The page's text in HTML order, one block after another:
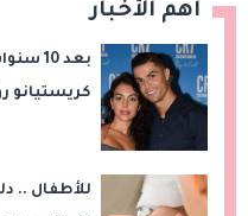
اهم الأخبار
بعد
كريستيانو
للأطفال ..